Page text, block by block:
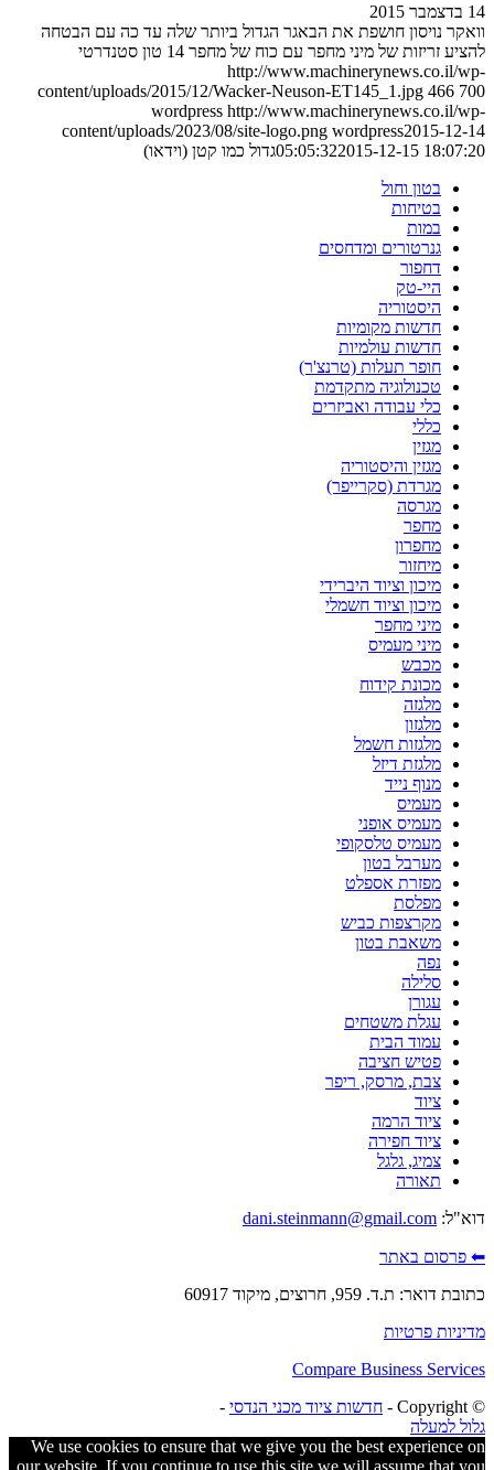
14 בדצמבר 2015
וואקר נויסון חושפת את הבאגר הגדול ביותר שלה עד כה עם הבטחה
להציע זריזות של מיני מחפר עם כוח של מחפר 14 טון סטנדרטי
http://www.machinerynews.co.il/wp-
content/uploads/2015/12/Wacker-Neuson-ET145_1.jpg 466 700
wordpress http://www.machinerynews.co.il/wp-
content/uploads/2023/08/site-logo.png wordpress2015-12-14
05:05:322015-12-15 18:07:20
גדול כמו קטן (וידאו)
בטון וחול
בטיחות
במות
גנרטורים ומדחסים
דחפור
היי-טק
היסטוריה
חדשות מקומיות
חדשות עולמיות
חופר תעלות (טרנצ'ר)
טכנולוגיה מתקדמת
כלי עבודה ואביזרים
כללי
מגזין
מגזין והיסטוריה
מגרדת (סקרייפר)
מגרסה
מחפר
מחפרון
מיחזור
מיכון וציוד היברידי
מיכון וציוד חשמלי
מיני מחפר
מיני מעמיס
מכבש
מכונת קידוח
מלגזה
מלגזון
מלגזות חשמל
מלגזת דיזל
מנוף נייד
מעמיס
מעמיס אופני
מעמיס טלסקופי
מערבל בטון
מפזרת אספלט
מפלסת
מקרצפות כביש
משאבת בטון
נפה
סלילה
עגורן
עגלת משטחים
עמוד הבית
פטיש חציבה
צבת, מרסק, ריפר
ציוד
ציוד הרמה
ציוד חפירה
צמיג, גלגל
תאורה
דוא"ל: dani.steinmann@gmail.com
⬅ פרסום באתר
כתובת דואר: ת.ד. 959, חרוצים, מיקוד 60917
מדיניות פרטיות
Compare Business Services
© ‫Copyright -
חדשות ציוד מכני הנדסי -
גלול למעלה
We use cookies to ensure that we give you the best experience on
our website. If you continue to use this site we will assume that you